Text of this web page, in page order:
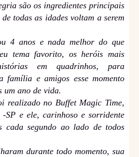
são os ingredientes principais
de todas as idades voltam a serem
4 anos e nada melhor do que
tema favorito, os heróis mais
em quadrinhos, para
família e amigos esse momento
um ano de vida.
realizado no Buffet Magic Time,
-SP e ele, carinhoso e sorridente
cada segundo ao lado de todos
durante todo momento, sua